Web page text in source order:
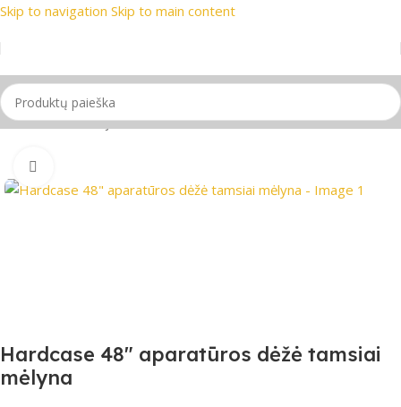
Skip to navigation Skip to main content
📦 Nemokamas
Pradžia/Mušamieji instrumentai
Hardcase 48″ aparatūros dėžė tamsiai
mėlyna